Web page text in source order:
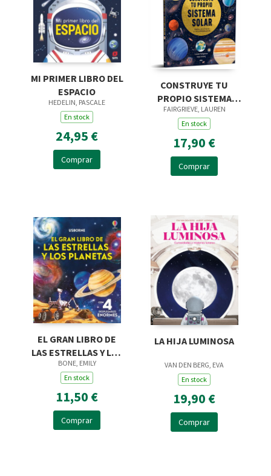
MI PRIMER LIBRO DEL
ESPACIO
HEDELIN, PASCALE
En stock
24,95 €
Comprar
CONSTRUYE TU
PROPIO SISTEMA
SOLAR
FAIRGRIEVE, LAUREN
En stock
17,90 €
Comprar
EL GRAN LIBRO DE
LAS ESTRELLAS Y LOS
PLANETAS
BONE, EMILY
En stock
11,50 €
Comprar
LA HIJA LUMINOSA
VAN DEN BERG, EVA
En stock
19,90 €
Comprar